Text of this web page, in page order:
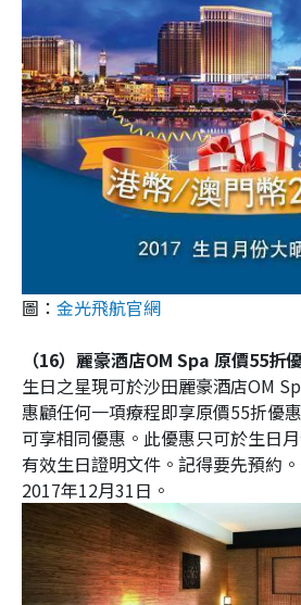
圖： 金光飛航官網
（16）麗豪酒店OM Spa 原價55折
生日之星現可於沙田麗豪酒店OM
惠顧任何一項療程即享原價55折優
可享相同優惠。此優惠只可於生日
有效生日證明文件。記得要先預約
2017年12月31日。